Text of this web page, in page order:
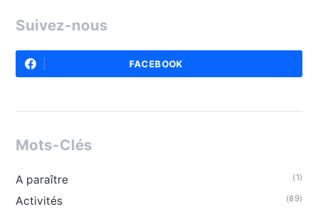
Suivez-nous
FACEBOOK
Mots-Clés
A paraître (1)
Activités (89)